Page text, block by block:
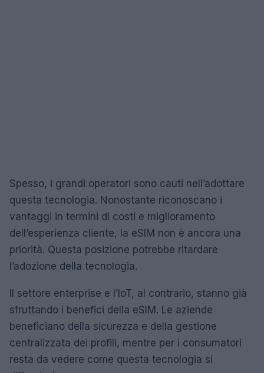
Spesso, i grandi operatori sono cauti nell’adottare
questa tecnologia. Nonostante riconoscano i
vantaggi in termini di costi e miglioramento
dell’esperienza cliente, la eSIM non è ancora una
priorità. Questa posizione potrebbe ritardare
l’adozione della tecnologia.
Il settore enterprise e l’IoT, al contrario, stanno già
sfruttando i benefici della eSIM. Le aziende
beneficiano della sicurezza e della gestione
centralizzata dei profili, mentre per i consumatori
resta da vedere come questa tecnologia si